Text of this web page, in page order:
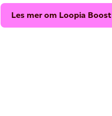
Les mer om Loopia Boost